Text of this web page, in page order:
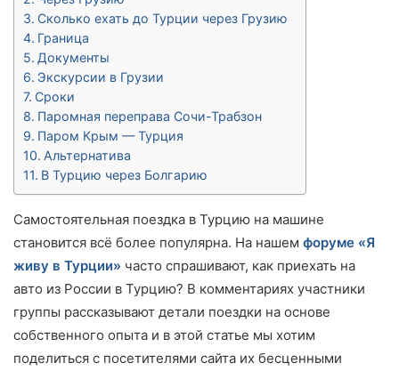
Сколько ехать до Турции через Грузию
Граница
Документы
Экскурсии в Грузии
Сроки
Паромная переправа Сочи-Трабзон
Паром Крым — Турция
Альтернатива
В Турцию через Болгарию
Самостоятельная поездка в Турцию на машине
становится всё более популярна. На нашем форуме «Я
живу в Турции» часто спрашивают, как приехать на
авто из России в Турцию? В комментариях участники
группы рассказывают детали поездки на основе
собственного опыта и в этой статье мы хотим
поделиться с посетителями сайта их бесценными